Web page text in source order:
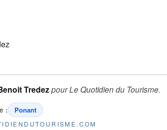
TredezpourLe Quotidien du Tourisme.
: Ponant